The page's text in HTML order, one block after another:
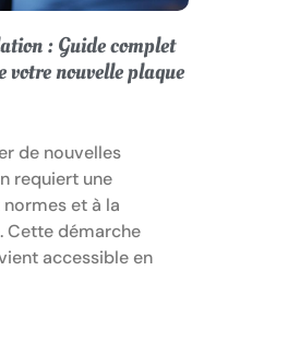
: Guide complet
votre nouvelle plaque
de nouvelles
requiert une
et à la
Cette démarche
accessible en